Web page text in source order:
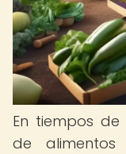
En tiempos de
de